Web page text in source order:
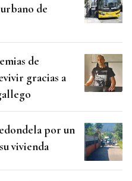
de
de
gracias a
por un
vivienda